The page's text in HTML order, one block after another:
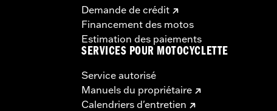
Conforme aux normes EPA mais NON conforme
de contrôles de pollution. Les directives de la Californie
importantes. Les produits Performance de Screamin'
Demande de crédit
Financement des motos
Estimation des paiements
SERVICES POUR MOTOCYCLETTE
Service autorisé
Manuels du propriétaire
Calendriers d'entretien